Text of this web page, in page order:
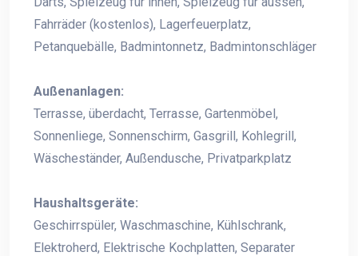
Fahrräder (kostenlos), Lagerfeuerplatz,
Petanquebälle, Badmintonnetz, Badmintonschläger
Außenanlagen:
Terrasse, überdacht, Terrasse, Gartenmöbel,
Sonnenliege, Sonnenschirm, Gasgrill, Kohlegrill,
Wäscheständer, Außendusche, Privatparkplatz
Haushaltsgeräte:
Geschirrspüler, Waschmaschine, Kühlschrank,
Elektroherd, Elektrische Kochplatten, Separater